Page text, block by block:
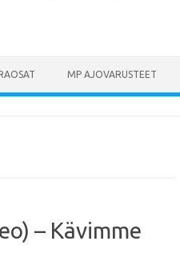
MP AJOVARUSTEET
– Kävimme